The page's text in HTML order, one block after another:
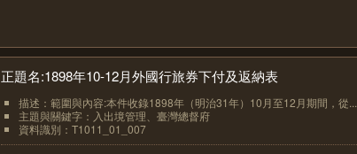
正題名:1898年10-12月外國行旅券下付及返納表
描述：範圍與內容:本件收錄1898年（明治31年）10月至12月期間，從...
主題與關鍵字：入出境管理、臺灣總督府
資料識別：T1011_01_007